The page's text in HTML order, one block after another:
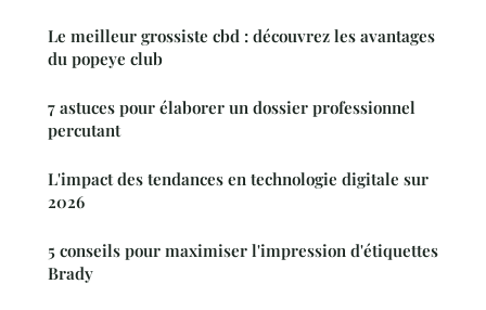
Le meilleur grossiste cbd : découvrez les avantages
du popeye club
7 astuces pour élaborer un dossier professionnel
percutant
L'impact des tendances en technologie digitale sur
2026
5 conseils pour maximiser l'impression d'étiquettes
Brady